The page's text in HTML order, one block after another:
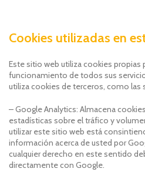
Cookies utilizadas en
Este sitio web utiliza cookies propias
funcionamiento de todos sus
utiliza cookies de terceros, como las
– Google Analytics: Almacena
estadísticas sobre el tráfico y
utilizar este sitio web está
información acerca de usted por
cualquier derecho en este sentido
directamente con Google.